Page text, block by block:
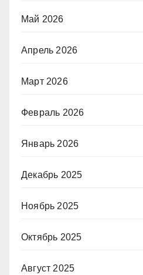
Май 2026
Апрель 2026
Март 2026
Февраль 2026
Январь 2026
Декабрь 2025
Ноябрь 2025
Октябрь 2025
Август 2025